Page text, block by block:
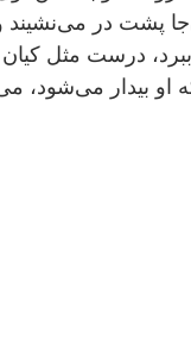
پشت در می‌نشیند
درست مثل
بیدار می‌شود،